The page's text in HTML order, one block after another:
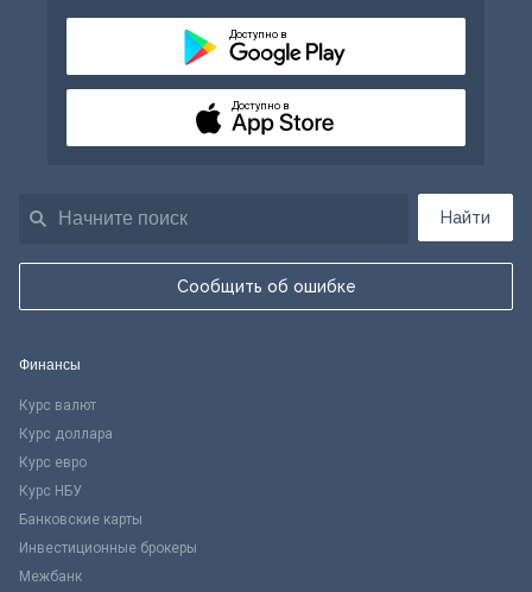
Найти
Сообщить об ошибке
Доступно в
Доступно в
Финансы
Курс валют
Курс доллара
Курс евро
Курс НБУ
Банковские карты
Инвестиционные брокеры
Межбанк